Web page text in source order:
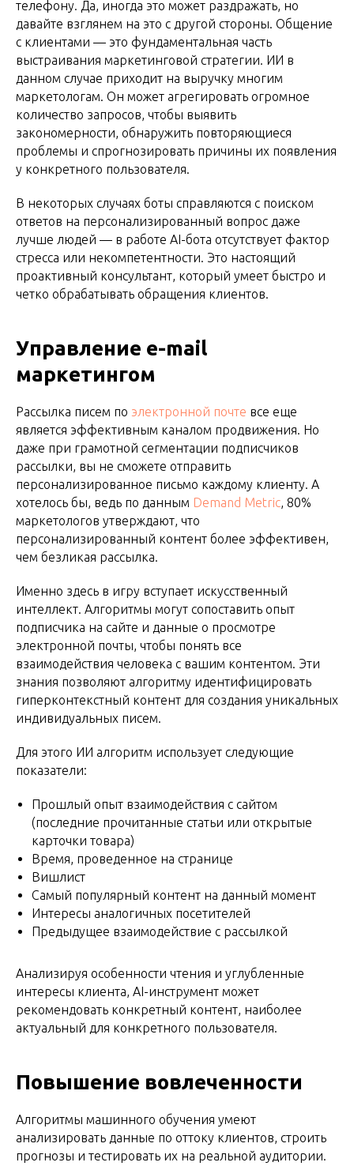
телефону. Да, иногда это может раздражать, но
давайте взглянем на это с другой стороны. Общение
с клиентами — это фундаментальная часть
выстраивания маркетинговой стратегии. ИИ в
данном случае приходит на выручку многим
маркетологам. Он может агрегировать огромное
количество запросов, чтобы выявить
закономерности, обнаружить повторяющиеся
проблемы и спрогнозировать причины их появления
у конкретного пользователя.
В некоторых случаях боты справляются с поиском
ответов на персонализированный вопрос даже
лучше людей — в работе AI-бота отсутствует фактор
стресса или некомпетентности. Это настоящий
проактивный консультант, который умеет быстро и
четко обрабатывать обращения клиентов.
Управление e-mail
маркетингом
Рассылка писем по электронной почте все еще
является эффективным каналом продвижения. Но
даже при грамотной сегментации подписчиков
рассылки, вы не сможете отправить
персонализированное письмо каждому клиенту. А
хотелось бы, ведь по данным Demand Metric, 80%
маркетологов утверждают, что
персонализированный контент более эффективен,
чем безликая рассылка.
Именно здесь в игру вступает искусственный
интеллект. Алгоритмы могут сопоставить опыт
подписчика на сайте и данные о просмотре
электронной почты, чтобы понять все
взаимодействия человека с вашим контентом. Эти
знания позволяют алгоритму идентифицировать
гиперконтекстный контент для создания уникальных
индивидуальных писем.
Для этого ИИ алгоритм использует следующие
показатели:
Прошлый опыт взаимодействия с сайтом
(последние прочитанные статьи или открытые
карточки товара)
Время, проведенное на странице
Вишлист
Самый популярный контент на данный момент
Интересы аналогичных посетителей
Предыдущее взаимодействие с рассылкой
Анализируя особенности чтения и углубленные
интересы клиента, AI-инструмент может
рекомендовать конкретный контент, наиболее
актуальный для конкретного пользователя.
Повышение вовлеченности
Алгоритмы машинного обучения умеют
анализировать данные по оттоку клиентов, строить
прогнозы и тестировать их на реальной аудитории.